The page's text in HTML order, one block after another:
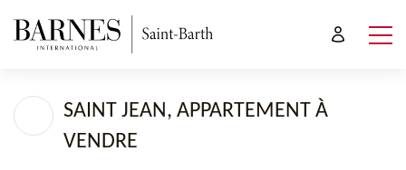
SAINT JEAN, APPARTEMENT À
VENDRE